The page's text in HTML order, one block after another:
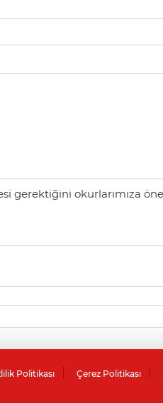
okurlarımıza
Politikası Çerez Politikası